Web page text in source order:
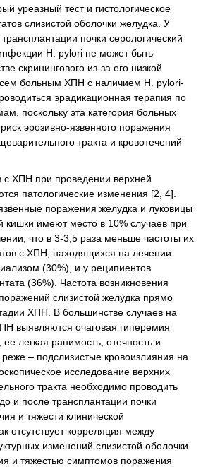
уреазный тест и гистологическое
слизистой оболочки желудка. У
почки серологический
H. pylori не может быть
скринингового из-за его низкой
больным ХПН с наличием H. pylori-
эрадикационная терапия по
поскольку эта категория больных
эрозивно-язвенного поражения
тракта и кровотечений
с ХПН при проведении верхней
патологические изменения [2, 4].
поражения желудка и луковицы
кишки имеют место в 10% случаев при
что в 3-3,5 раза меньше частоты их
с ХПН, находящихся на лечении
(30%), и у реципиентов
(36%). Частота возникновения
слизистой желудка прямо
ХПН. В большинстве случаев на
выявляются очаговая гиперемия
ее легкая ранимость, отечность и
– подслизистые кровоизлияния на
исследование верхних
тракта необходимо проводить
и после трансплантации почки
и тяжести клинической
отсутствует корреляция между
изменений слизистой оболочки
и тяжестью симптомов поражения